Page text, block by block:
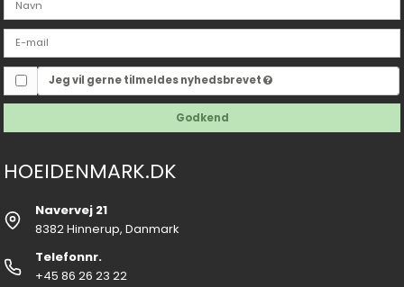
Jeg vil gerne tilmeldes nyhedsbrevet
Godkend
HOEIDENMARK.DK
Navervej 21
8382 Hinnerup, Danmark
Telefonnr.
+45 86 26 23 22